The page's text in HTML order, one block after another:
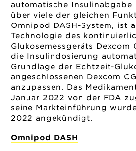
automatische
über viele der gleichen
Omnipod DASH-System, ist
Technologie des
Glukosemessgeräts Dexcom
die Insulindosierung
Grundlage der Echtzeit-
angeschlossenen Dexcom
anzupassen. Das
Januar 2022 von der FDA
seine Markteinführung
2022 angekündigt.
Omnipod DASH